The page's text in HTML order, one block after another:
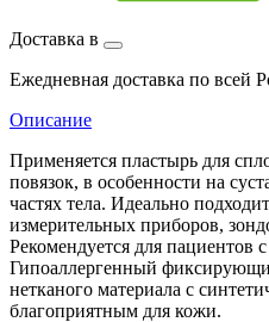
Доставка в
Ежедневная доставка по всей
Описание
Применяется пластырь для
повязок, в особенности на
частях тела. Идеально
измерительных приборов,
Рекомендуется для пациентов
Гипоаллергенный
нетканого материала с
благоприятным для кожи.